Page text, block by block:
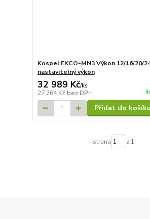
Kospel EKCO-MN3 Výkon 12/16/20/
nastavitelný výkon
32 989 Kč/ks
27 264 Kč bez DPH
Přidat do košíku
strana z 1